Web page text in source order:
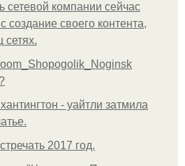
сетевой компании сейчас
создание своего контента,
сетях.
- уайтли затмила
2017 год.